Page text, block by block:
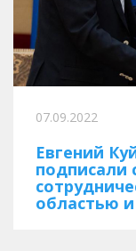
07.09.2022
Евгений
подписали
областью